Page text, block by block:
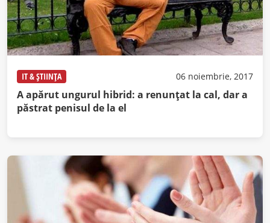
IT & ȘTIINȚA 06 noiembrie, 2017
A apărut ungurul hibrid: a renunțat la cal, dar a
păstrat penisul de la el